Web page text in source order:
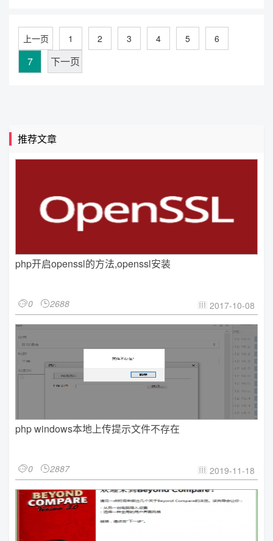
上一页 1 2 3 4 5 6
7 下一页
推荐文章
php开启openssl的方法,openssl安装
0 2688  2017-10-08
php windows本地上传提示文件不存在
0 2887  2019-11-18